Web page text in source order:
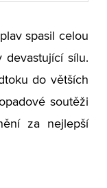
spasil celou
sílu.
do větších
soutěži
za nejlepší